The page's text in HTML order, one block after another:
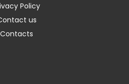
Policy
us
Contacts